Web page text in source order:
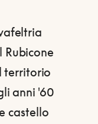
Rubicone
territorio
anni '60
castello